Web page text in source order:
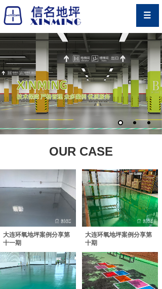
OUR CASE
大连环氧地坪案例分享第
十一期
大连环氧地坪案例分享第
十期